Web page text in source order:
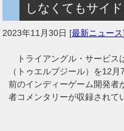
しなくてもサイ
2023年11月30日 [最新ニュース]
トライアングル・サービス
（トゥエルブジール）を12
前のインディーゲーム開発者
者コメンタリーが収録されて